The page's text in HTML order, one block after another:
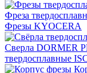
Фреза
Фрезы KYOCERA
Сверла DORMER
твердосплавные